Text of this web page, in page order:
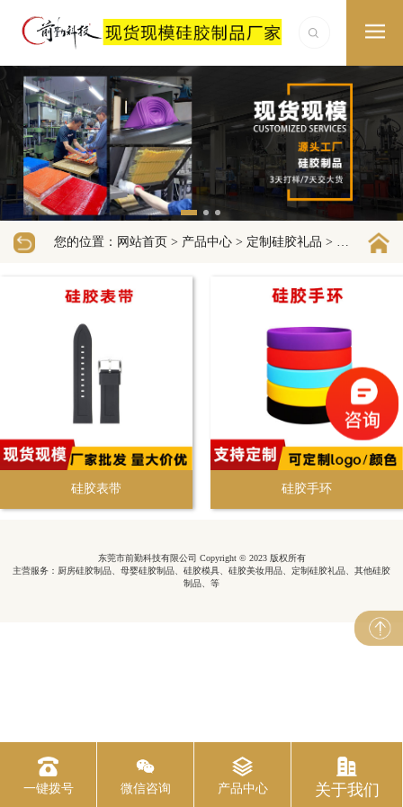
您的位置： 网站首页> 产品中心> 定制硅胶礼品 > 硅胶手环>
硅胶表带 硅胶手环
东莞市前勤科技有限公司 Copyright © 2023 版权所有
主营服务：厨房硅胶制品、母婴硅胶制品、硅胶模具、硅胶美妆用品、定制硅胶礼品、其他硅胶
制品、等
一键拨号 微信咨询 产品中心 关于我们